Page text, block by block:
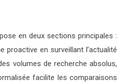
en deux sections principales :
proactive en surveillant l’actualité
volumes de recherche absolus,
facilite les comparaisons